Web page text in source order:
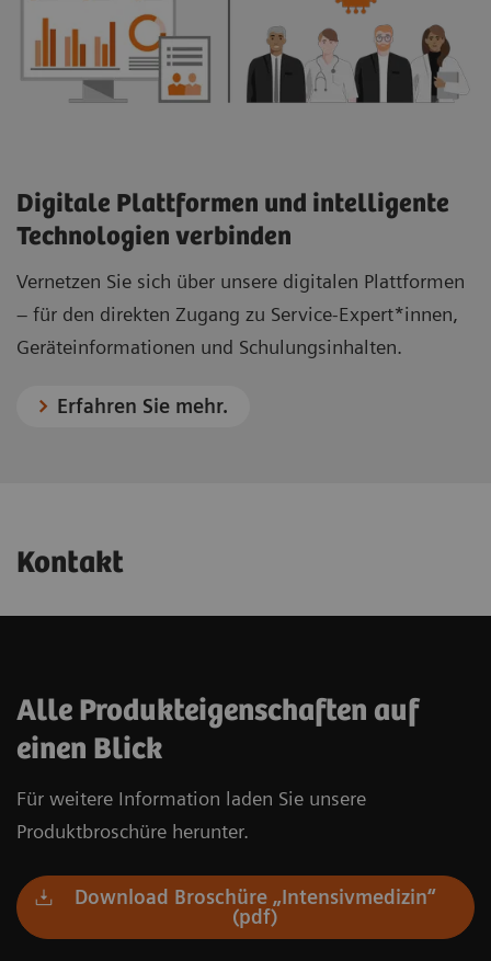
Digitale Plattformen und intelligente
Technologien verbinden
Vernetzen Sie sich über unsere digitalen Plattformen
– für den direkten Zugang zu Service-Expert*innen,
Geräteinformationen und Schulungsinhalten.
Erfahren Sie mehr.
Kontakt
Alle Produkteigenschaften auf
einen Blick
Für weitere Information laden Sie unsere
Produktbroschüre herunter.
Download Broschüre „Intensivmedizin“
(pdf)